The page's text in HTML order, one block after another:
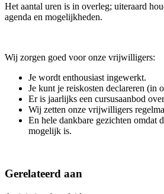
Het aantal uren is in overleg; uiteraard
agenda en mogelijkheden.
Wij zorgen goed voor onze vrijwilligers:
Je wordt enthousiast ingewerkt.
Je kunt je reiskosten declareren (in
Er is jaarlijks een cursusaanbod
Wij zetten onze vrijwilligers
En hele dankbare gezichten omdat
mogelijk is.
Gerelateerd aan